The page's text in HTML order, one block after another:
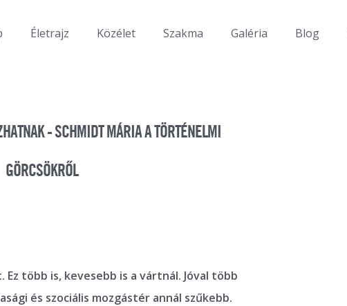
Életrajz Közélet Szakma Galéria Blog
- SCHMIDT MÁRIA A TÖRTÉNELMI
GÖRCSÖKRŐL
több is, kevesebb is a vártnál. Jóval több
és szociális mozgástér annál szűkebb.